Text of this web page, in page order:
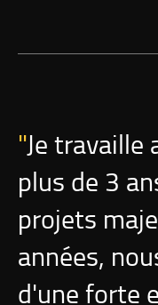
Je travaille
plus de 3
projets
années,
d'une forte